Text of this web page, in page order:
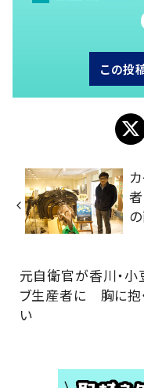
この投
元自衛官が香川・小
ブ生産者に 胸に抱
い